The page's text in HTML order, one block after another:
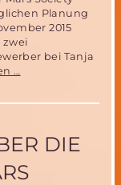
Planung
2015
zwei
bei Tanja
…
November
noch
DIE